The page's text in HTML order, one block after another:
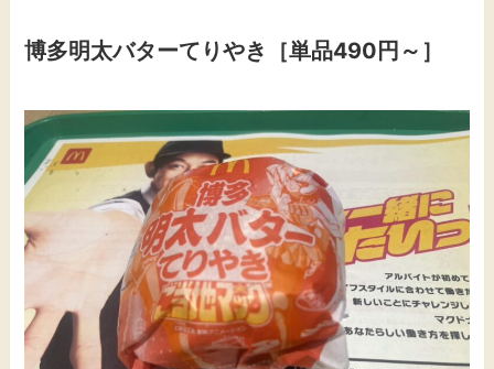
博多明太バターてりやき［単品490円～］